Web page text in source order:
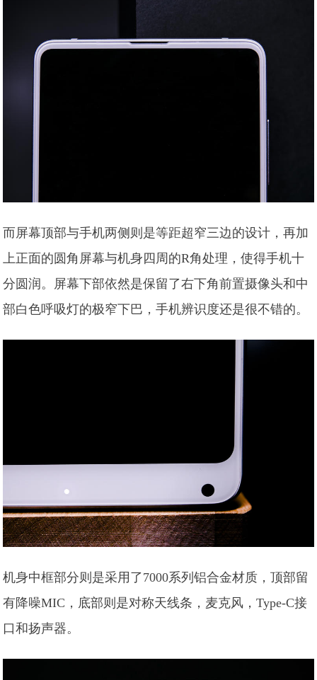
而屏幕顶部与手机两侧则是等距超窄三边的设计，再加
上正面的圆角屏幕与机身四周的R角处理，使得手机十
分圆润。屏幕下部依然是保留了右下角前置摄像头和中
部白色呼吸灯的极窄下巴，手机辨识度还是很不错的。
机身中框部分则是采用了7000系列铝合金材质，顶部留
有降噪MIC，底部则是对称天线条，麦克风，Type-C接
口和扬声器。